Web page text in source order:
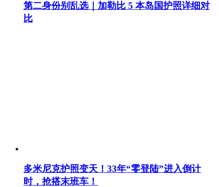
第二身份别乱选｜加勒比 5 本岛国护照详细对
比
多米尼克护照变天！33年“零登陆”进入倒计
时，抢搭末班车！